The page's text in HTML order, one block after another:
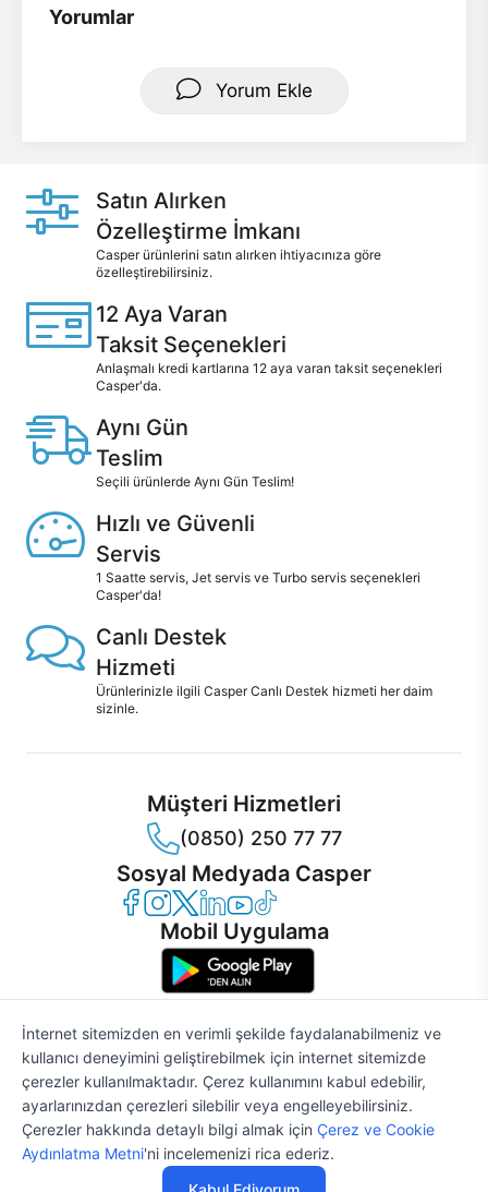
Yorumlar
Yorum Ekle
Satın Alırken
Özelleştirme İmkanı
Casper ürünlerini satın alırken ihtiyacınıza göre
özelleştirebilirsiniz.
12 Aya Varan
Taksit Seçenekleri
Anlaşmalı kredi kartlarına 12 aya varan taksit seçenekleri
Casper'da.
Aynı Gün
Teslim
Seçili ürünlerde Aynı Gün Teslim!
Hızlı ve Güvenli
Servis
1 Saatte servis, Jet servis ve Turbo servis seçenekleri
Casper'da!
Canlı Destek
Hizmeti
Ürünlerinizle ilgili Casper Canlı Destek hizmeti her daim
sizinle.
Müşteri Hizmetleri
(0850) 250 77 77
Sosyal Medyada Casper
Casper Facebook
Casper Instagram
Casper Twitter
Casper LinkedIn
Casper YouTube
Casper TikTok
Mobil Uygulama
© 2021 - 2026 Casper Bilgisayar Sistemleri A.Ş. Tüm Hakları Saklıdır
KVKK
Çerez Politikası
Bilgi Güvenliği
Bilgi Toplumu Hizmetleri
Mesafeli Satış Sözleşmesi
İnternet sitemizden en verimli şekilde faydalanabilmeniz ve
kullanıcı deneyimini geliştirebilmek için internet sitemizde
çerezler kullanılmaktadır. Çerez kullanımını kabul edebilir,
ayarlarınızdan çerezleri silebilir veya engelleyebilirsiniz.
Çerezler hakkında detaylı bilgi almak için Çerez ve Cookie
Aydınlatma Metni'ni incelemenizi rica ederiz.